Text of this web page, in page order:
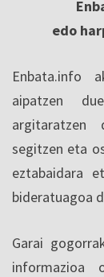
edo
Enbata.info
aipatzen
argitaratzen
segitzen eta
eztabaidara
bideratuagoa
Garai
informazioa